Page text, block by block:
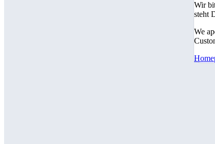
Wir
steht
We